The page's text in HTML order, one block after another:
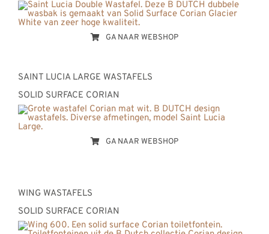
GA NAAR WEBSHOP
SAINT LUCIA LARGE WASTAFELS
SOLID SURFACE CORIAN
GA NAAR WEBSHOP
WING WASTAFELS
SOLID SURFACE CORIAN